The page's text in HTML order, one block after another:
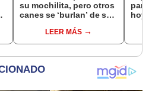
su mochilita, pero otros
canes se ‘burlan’ de su
LEER MÁS
para
hoy